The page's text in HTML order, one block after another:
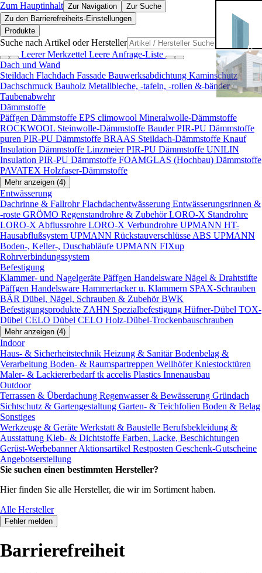
Zum Hauptinhalt Zur Navigation
Zur Suche
Zu den Barrierefreiheits-Einstellungen
Produkte
Suche nach Artikel oder Hersteller
Leerer Merkzettel Leere Anfrage-Liste
Dach und Wand
Steildach Flachdach Fassade Bauwerksabdichtung Kaminschutz
Dachschmuck Bauholz Metallbleche, -tafeln, -rollen &-bänder
Taubenabwehr
Dämmstoffe
Päffgen Dämmstoffe EPS climowool Mineralwolle-Dämmstoffe
ROCKWOOL Steinwolle-Dämmstoffe Bauder PIR-PU Dämmstoffe
puren PIR-PU Dämmstoffe BRAAS Steildach-Dämmstoffe Knauf
Insulation Dämmstoffe Linzmeier PIR-PU Dämmstoffe UNILIN
Insulation PIR-PU Dämmstoffe FOAMGLAS (Hochbau) Dämmstoffe
PAVATEX Holzfaser-Dämmstoffe
Mehr anzeigen (4)
Entwässerung
Dachrinne & FallrohrFlachdachentwässerung Entwässerungsrinnen &
-roste GRÖMO Regenstandrohre & ZubehörLORO-X Standrohre
LORO-X Abflussrohre LORO-X Verbundrohre UPMANN HT-
Hausabflußsystem UPMANN Rückstauverschlüsse ABS UPMANN
Boden-, Keller-, Duschabläufe UPMANN FIXup
Rohrverbindungssystem
Befestigung
Klammer- und Nagelgeräte Päffgen Handelsware Nägel & Drahtstifte
Päffgen Handelsware Hammertacker u. Klammern SPAX-Schrauben
BÄR Dübel, Nägel, Schrauben & ZubehörBWK
Befestigungsprodukte ZAHN Spezialbefestigung Hüfner-Dübel TOX-
Dübel CELO Dübel CELO Holz-Dübel-Trockenbauschrauben
Mehr anzeigen (4)
Indoor
Haus- & Sicherheitstechnik Heizung & SanitärBodenbelag &
Verarbeitung Boden- & Raumspartreppen Wellhöfer Kniestocktüren
Maler- & Lackiererbedarftk accelis Plastics Innenausbau
Outdoor
Terrassen & Überdachung Regenwasser & Bewässerung Gründach
Sichtschutz & Gartengestaltung Garten- & Teichfolien Boden & Belag
Sonstiges
Werkzeuge & Geräte Werkstatt & Baustelle Berufsbekleidung &
Ausstattung Kleb- & Dichtstoffe Farben, Lacke, Beschichtungen
Gerüst-WerbebannerAktionsartikel Restposten Geschenk-Gutscheine
Angebotserstellung
Sie suchen einen bestimmten Hersteller?
Hier finden Sie alle Hersteller, die wir im Sortiment haben.
Alle Hersteller
Fehler melden
Barrierefreiheit